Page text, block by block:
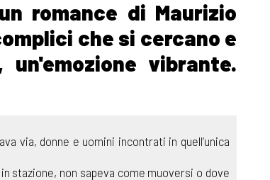
romance di Maurizio
che si cercano e
vibrante.
via, donne e uomini incontrati in quell’unica
stazione, non sapeva come muoversi o dove